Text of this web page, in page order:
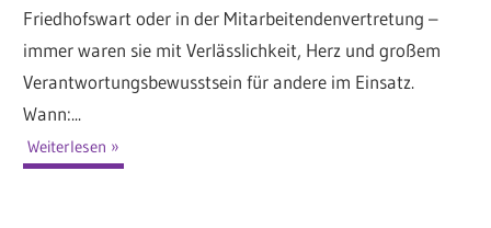
Friedhofswart oder in der Mitarbeitendenvertretung –
immer waren sie mit Verlässlichkeit, Herz und großem
Verantwortungsbewusstsein für andere im Einsatz.
Wann:...
Weiterlesen